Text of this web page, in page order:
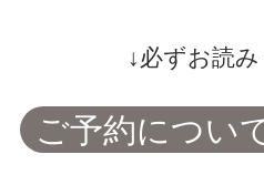
​↓必ずお読
ご予約につい